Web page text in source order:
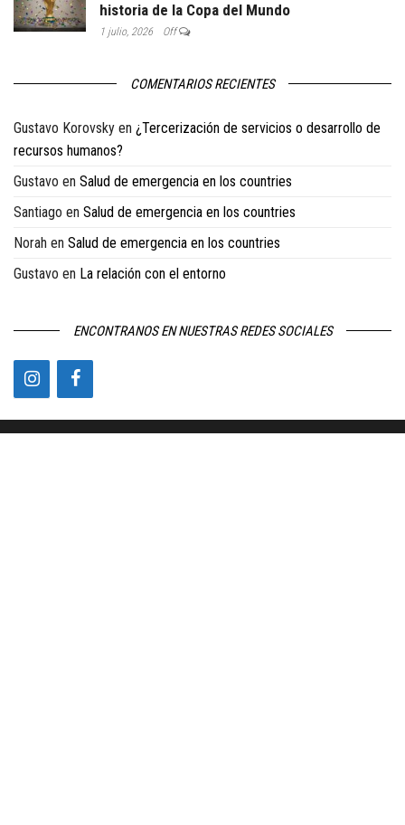
historia de la Copa del Mundo
1 julio, 2026 Off
COMENTARIOS RECIENTES
Gustavo Korovsky en ¿Tercerización de servicios o desarrollo de
recursos humanos?
Gustavo en Salud de emergencia en los countries
Santiago en Salud de emergencia en los countries
Norah en Salud de emergencia en los countries
Gustavo en La relación con el entorno
ENCONTRANOS EN NUESTRAS REDES SOCIALES